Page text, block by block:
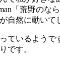
「荒野のなら
自然に動いて
ているようで
です。